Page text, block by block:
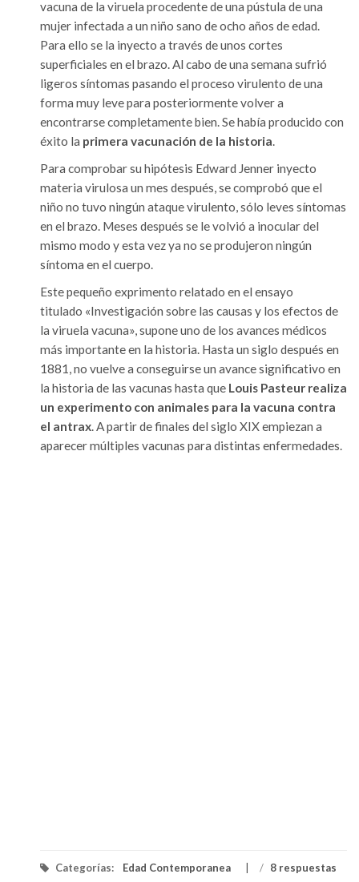
vacuna de la viruela procedente de una pústula de una
mujer infectada a un niño sano de ocho años de edad.
Para ello se la inyecto a través de unos cortes
superficiales en el brazo. Al cabo de una semana sufrió
ligeros síntomas pasando el proceso virulento de una
forma muy leve para posteriormente volver a
encontrarse completamente bien. Se había producido con
éxito la primera vacunación de la historia
Para comprobar su hipótesis Edward Jenner inyecto
materia virulosa un mes después, se comprobó que el
niño no tuvo ningún ataque virulento, sólo leves síntomas
en el brazo. Meses después se le volvió a inocular del
mismo modo y esta vez ya no se produjeron ningún
síntoma en el cuerpo.
Este pequeño exprimento relatado en el ensayo
titulado «Investigación sobre las causas y los efectos de
la viruela vacuna», supone uno de los avances médicos
más importante en la historia. Hasta un siglo después en
1881, no vuelve a conseguirse un avance significativo en
la historia de las vacunas hasta que Louis Pasteur realiza
un experimento con animales para la vacuna contra
el antrax . A partir de finales del siglo XIX empiezan a
aparecer múltiples vacunas para distintas enfermedades.
Categorías: Edad Contemporanea / 8 respuestas